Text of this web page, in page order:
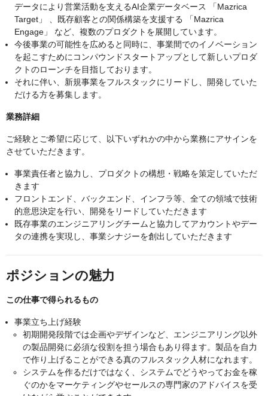
データにより営業活動を支えるAI企業データベース 「Mazrica
Target」 、既存顧客との関係構築を支援する 「Mazrica
Engage」 など、複数のプロダクトを展開しています。
今後事業の可能性を広めると同時に、事業間でのイノベーション
を起こすためにコンパウンドスタートアップとして新しいプロダ
クトのローンチを目指しております。
それに伴い、新規事業をフルスタックにリードし、開発していた
だける方を募集します。
業務詳細
ご経験とご希望に応じて、以下いずれかの中から業務にアサインを
させていただきます。
事業責任者と協力し、プロダクトの構想・戦略を策定していただ
きます
フロントエンド、バックエンド、インフラ等、全ての領域で技術
的意思決定を行い、開発をリードしていただきます
既存事業のエンジニアリングチームと協力してアカウントやデー
タの連携を実現し、事業シナジーを創出していただきます
ポジションの魅力
この仕事で得られるもの
事業立ち上げ経験
初期開発段階では企画やデザインなど、エンジニアリング以外
の製品開発に必須な役割を担う場合もあり得ます。製品を自力
で作り上げることができる真のフルスタック人材になれます。
システムを作るだけではなく、システムでどうやってお金を稼
ぐのかをマーケティングやセールスの専門家のアドバイスを受